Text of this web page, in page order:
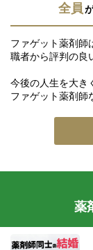
全員
ファゲット薬剤師
職者から評判の良
今後の人生を大き
ファゲット薬剤師
薬